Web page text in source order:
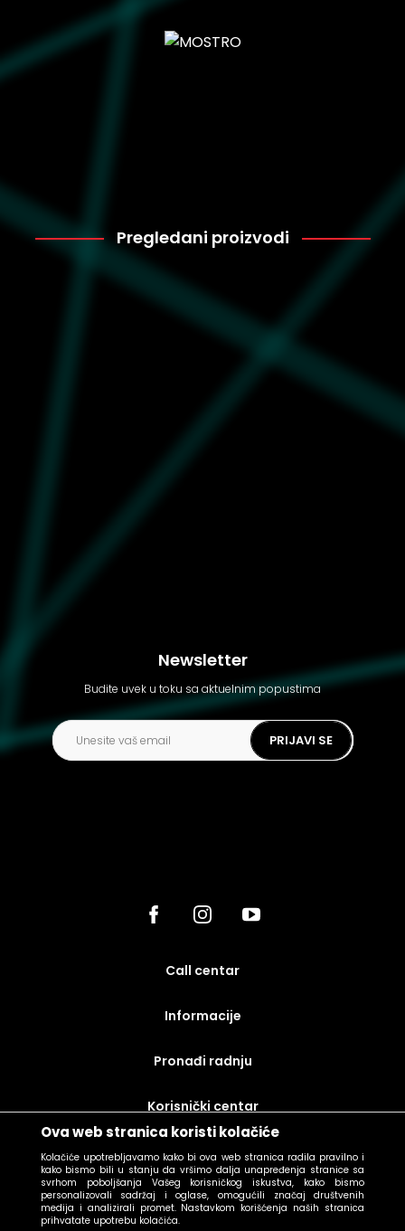
Ova web stranica koristi kolačiće
Kolačiće upotrebljavamo kako bi ova web stranica radila pravilno i
kako bismo bili u stanju da vršimo dalja unapređenja stranice sa
svrhom poboljšanja Vašeg korisničkog iskustva, kako bismo
personalizovali sadržaj i oglase, omogućili značaj društvenih
medija i analizirali promet. Nastavkom korišćenja naših stranica
prihvatate upotrebu kolačića.
Pregledani proizvodi
Newsletter
Budite uvek u toku sa aktuelnim popustima
PRIJAVI SE
call centar
Informacije
Pronađi radnju
korisnički centar
uslovi prodaje